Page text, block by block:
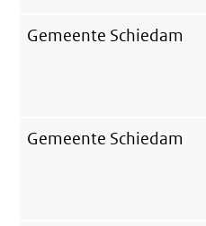
Gemeente Schiedam
Gemeente Schiedam